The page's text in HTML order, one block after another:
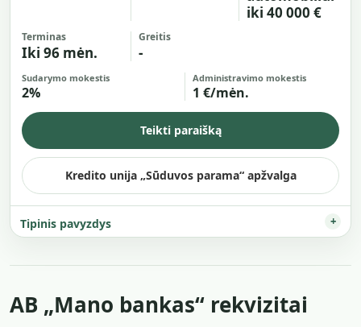
iki 40 000 €
Terminas
Iki 96 mėn.
Greitis
-
Sudarymo mokestis
2%
Administravimo mokestis
1 €/mėn.
Teikti paraišką
Kredito unija „Sūduvos parama“ apžvalga
Tipinis pavyzdys
AB „Mano bankas“ rekvizitai